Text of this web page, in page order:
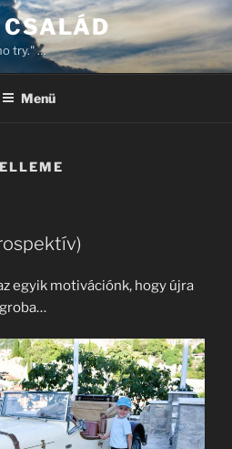
try." …
Menü
egyik motivációnk, hogy újra